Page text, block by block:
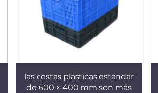
las cestas plásticas estándar
de 600 × 400 mm son más